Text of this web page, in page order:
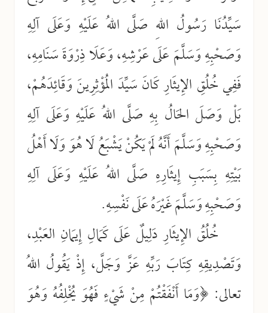
سَيِّدُنَا رَسُولُ اللهِ صَلَّى اللهُ عَلَيْهِ وَعَلَى آلِهِ
وَصَحْبِهِ وَسَلَّمَ عَلَى عَرْشِهِ، وَعَلَا ذِرْوَةَ سَنَامِهِ،
فَفِي خُلُقِ الإِيثَارِ كَانَ سَيِّدَ المُؤْثِرِينَ وَقَائِدَهُمْ،
بَلْ وَصَلَ الحَالُ بِهِ صَلَّى اللهُ عَلَيْهِ وَعَلَى آلِهِ
وَصَحْبِهِ وَسَلَّمَ أَنَّهُ لَمْ يَكُنْ يَشْبَعُ لَا هُوَ وَلَا أَهْلُ
بَيْتِهِ بِسَبَبِ إِيثَارِهِ صَلَّى اللهُ عَلَيْهِ وَعَلَى آلِهِ
وَصَحْبِهِ وَسَلَّمَ غَيْرَهُ عَلَى نَفْسِهِ.
خُلُقُ الإِيثَارِ دَلِيلٌ عَلَى كَمَالِ إِيمَانِ العَبْدِ،
وَتَصْدِيقِهِ كِتَابَ رَبِّهِ عَزَّ وَجَلَّ، إِذْ يَقُولُ اللهُ
تعالى: ﴿وَمَا أَنْفَقْتُمْ مِنْ شَيْءٍ فَهُوَ يُخْلِفُهُ وَهُوَ